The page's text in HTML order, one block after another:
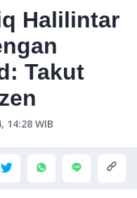
Halilintar
Takut
14:28 WIB